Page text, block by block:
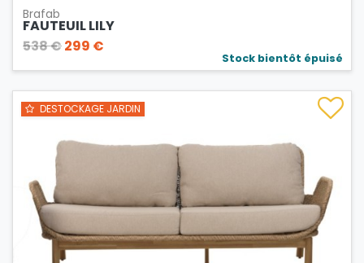
Brafab
FAUTEUIL LILY
538 €299 €
Stock bientôt épuisé
DESTOCKAGE JARDIN